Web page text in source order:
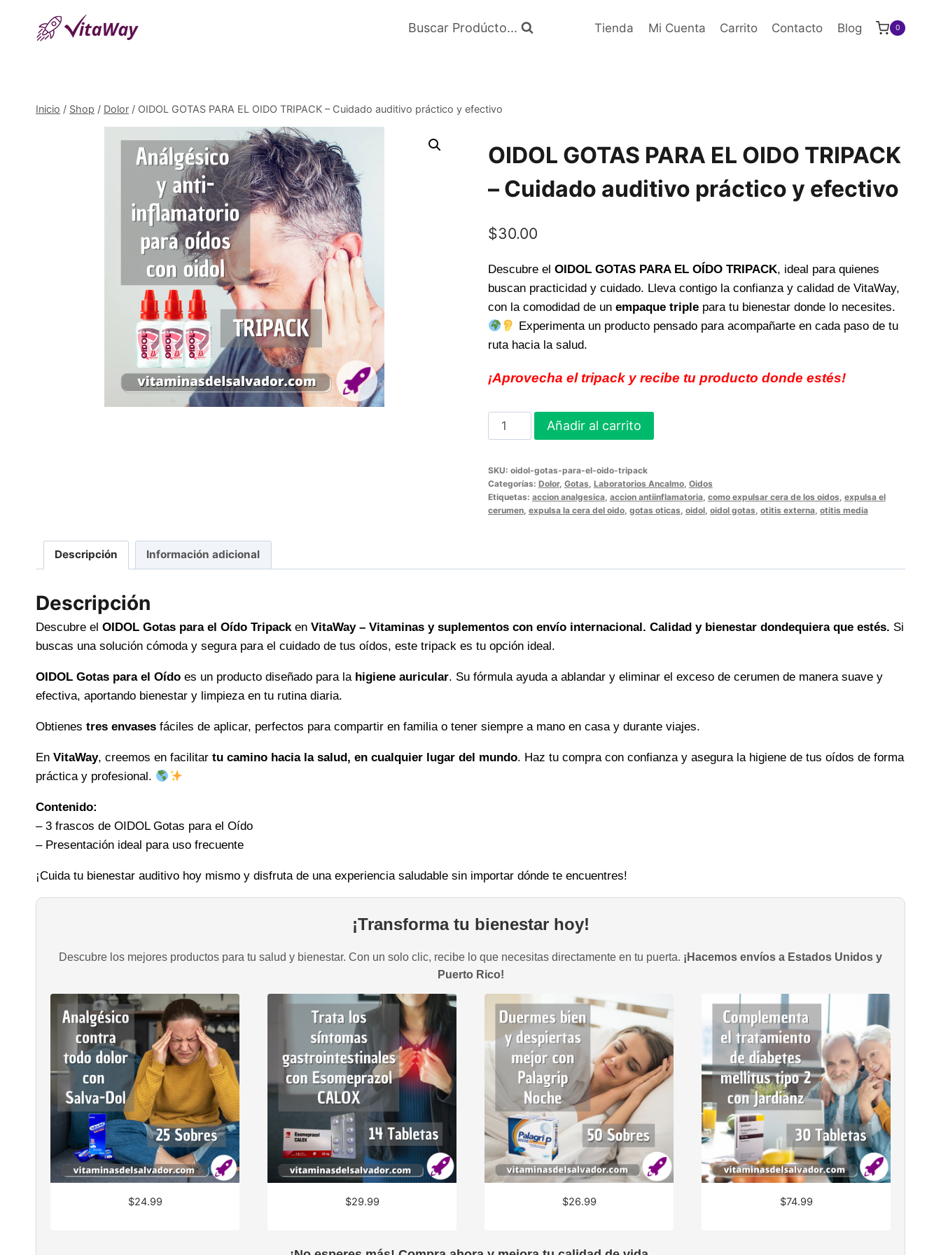
Buscar Prodúcto... Tienda Mi Cuenta Carrito Contacto Blog 0
Inicio / Shop / Dolor / OIDOL GOTAS PARA EL OIDO TRIPACK – Cuidado auditivo práctico y efectivo
OIDOL GOTAS PARA EL OIDO TRIPACK
– Cuidado auditivo práctico y efectivo
$30.00
Descubre el OIDOL GOTAS PARA EL OÍDO TRIPACK, ideal para quienes
buscan practicidad y cuidado. Lleva contigo la confianza y calidad de VitaWay,
con la comodidad de un empaque triplepara tu bienestar donde lo necesites.
Experimenta un producto pensado para acompañarte en cada paso de tu
ruta hacia la salud.
¡Aprovecha el tripack y recibe tu producto donde estés!
OIDOL
GOTAS
EL
OIDO
TRIPACK
auditivo
efectivo
cantidad
Añadir al carrito
SKU: oidol-gotas-para-el-oido-tripack
Categorías: Dolor, Gotas Laboratorios Ancalmo, Oidos
Etiquetas: accion analgesica, accion antiinflamatoria, como expulsar cera de los oidos expulsa el
cerumen, expulsa la cera del oido, gotas oticas oidol, oidol gotas otitis externa, otitis media
Descripción Información adicional
Descripción
Descubre el OIDOL Gotas para el Oído Tripacken VitaWay – Vitaminas y suplementos con envío internacional. Calidad y bienestar dondequiera que estés. Si
buscas una solución cómoda y segura para el cuidado de tus oídos, este tripack es tu opción ideal.
OIDOL Gotas para el Oído es un producto diseñado para la higiene auricular. Su fórmula ayuda a ablandar y eliminar el exceso de cerumen de manera suave y
efectiva, aportando bienestar y limpieza en tu rutina diaria.
Obtienes tres envases fáciles de aplicar, perfectos para compartir en familia o tener siempre a mano en casa y durante viajes.
En VitaWay, creemos en facilitar tu camino hacia la salud, en cualquier lugar del mundo. Haz tu compra con confianza y asegura la higiene de tus oídos de forma
práctica y profesional.
Contenido:
– 3 frascos de OIDOL Gotas para el Oído
– Presentación ideal para uso frecuente
¡Cuida tu bienestar auditivo hoy mismo y disfruta de una experiencia saludable sin importar dónde te encuentres!
¡Transforma tu bienestar hoy!
Descubre los mejores productos para tu salud y bienestar. Con un solo clic, recibe lo que necesitas directamente en tu puerta. ¡Hacemos envíos a Estados Unidos y
Puerto Rico!
$24.99 $29.99 $26.99 $74.99